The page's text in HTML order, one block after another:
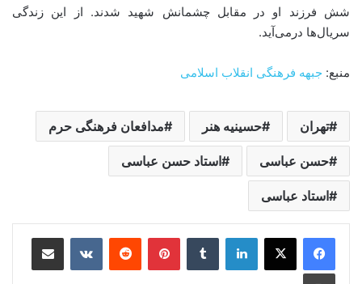
شش فرزند او در مقابل چشمانش شهید شدند. از این زندگی
سریال‌ها درمی‌آید.
منبع: جبهه فرهنگی انقلاب اسلامی
تهران حسینیه هنر مدافعان فرهنگی حرم
حسن عباسی استاد حسن عباسی
استاد عباسی
لینکدین ‫تامبلر ‫پین‌ترست‫رددیت ‫VKontakteاشتراک گذاری از طریق ایمیل
چاپ